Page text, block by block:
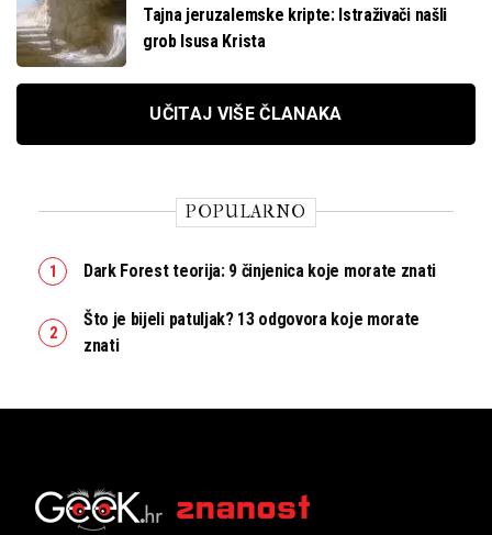
Tajna jeruzalemske kripte: Istraživači našli
grob Isusa Krista
UČITAJ VIŠE ČLANAKA
POPULARNO
Dark Forest teorija: 9 činjenica koje morate znati
Što je bijeli patuljak? 13 odgovora koje morate
znati